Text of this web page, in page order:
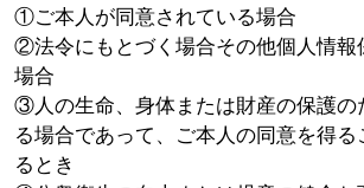
①ご本人が同意されている場合
②法令にもとづく場合その他個人情報
場合
③人の生命、身体または財産の保護の
る場合であって、ご本人の同意を得る
るとき